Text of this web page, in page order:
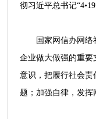
彻习近平总书记
国家网信办网络社
企业做大做强的重
意识，把履行社会
题；加强自律，发挥